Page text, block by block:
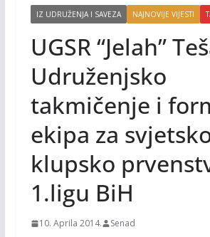
IZ UDRUŽENJA I SAVEZA NAJNOVIJE VIJESTI
UGSR “Jelah”
Udruženjsko
takmičenje i
ekipa za
klupsko
1.ligu BiH
10. Aprila 2014. Senad